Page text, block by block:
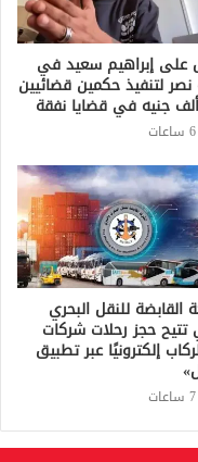
على إبراهيم سعيد في
نصر لتنفيذ حكمين قضائيين
القابضة للنقل البحري
تتيح حجز رحلات شركات
إلكترونيًا عبر تطبيق